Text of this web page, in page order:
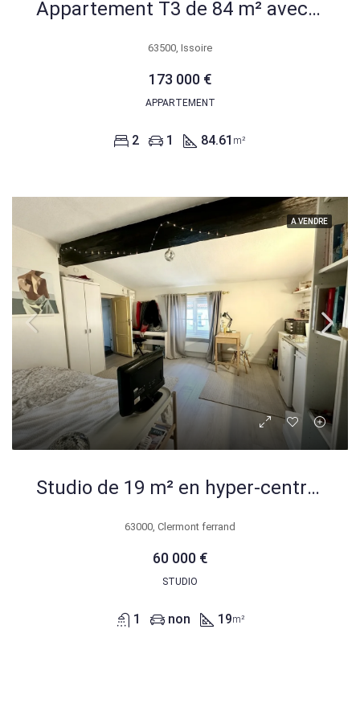
Appartement T3 de 84 m² avec loggias, garage et cave à Issoire
63500, Issoire
173 000 €
APPARTEMENT
2 1 84.61 m²
A VENDRE
Studio de 19 m² en hyper-centre de Clermont-Ferrand, idéal investissement ou pied-à-terre
63000, Clermont ferrand
60 000 €
STUDIO
1 non 19m²